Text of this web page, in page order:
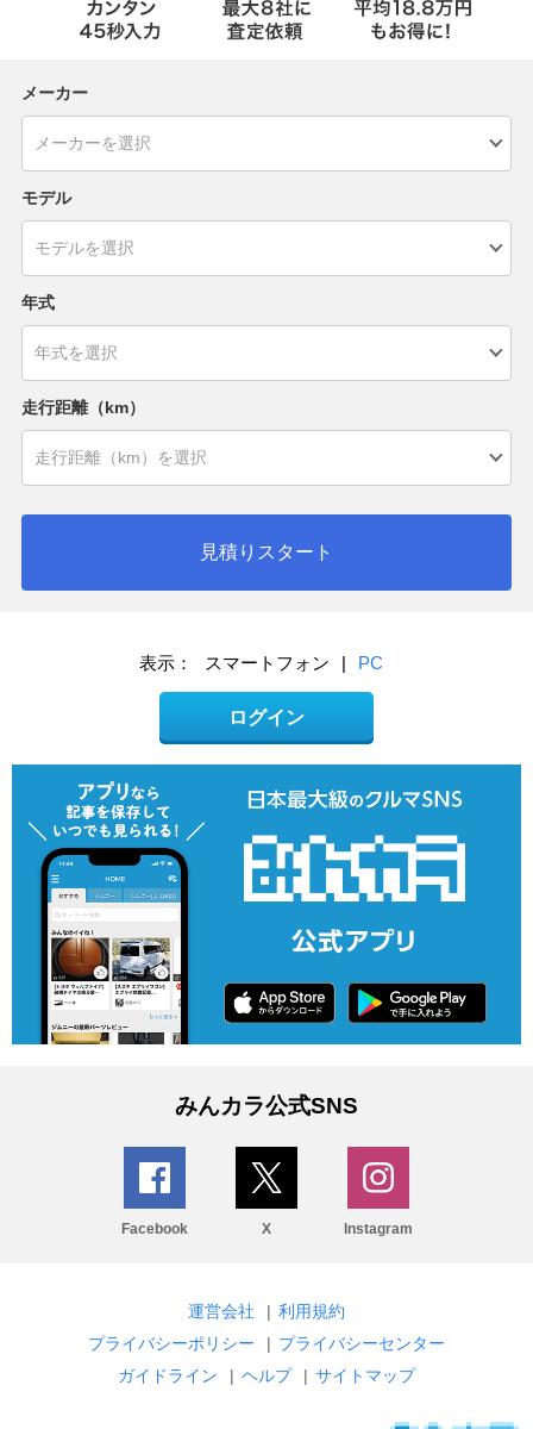
メーカー
モデル
年式
走行距離（km）
見積りスタート
表示： スマートフォン | PC
ログイン
みんカラ公式SNS
Facebook X Instagram
運営会社 | 利用規約
プライバシーポリシー
| プライバシーセンター
ガイドライン
| ヘルプ | サイトマップ